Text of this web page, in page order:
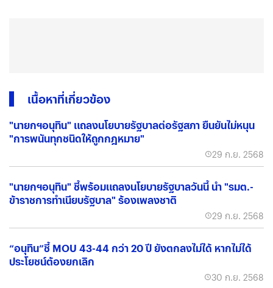
เนื้อหาที่เกี่ยวข้อง
"นายกฯอนุทิน" แถลงนโยบายรัฐบาลต่อรัฐสภา ยืนยันไม่หนุน
"การพนันทุกชนิดให้ถูกกฎหมาย"
29 ก.ย. 2568
"นายกฯอนุทิน" ชี้พร้อมแถลงนโยบายรัฐบาลวันนี้ นำ "รมต.-
ข้าราชการทำเนียบรัฐบาล" ร้องเพลงชาติ
29 ก.ย. 2568
“อนุทิน”ชี้ MOU 43-44 กว่า 20 ปี ยังตกลงไม่ได้ หากไม่ได้
ประโยชน์ต้องยกเลิก
30 ก.ย. 2568